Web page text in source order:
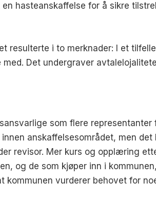
hasteanskaffelse for å sikre
resulterte i to merknader: I et
Det undergraver
som flere representanter
anskaffelsesområdet, men
revisor. Mer kurs og opplæring
og de som kjøper inn i
kommunen vurderer behovet for